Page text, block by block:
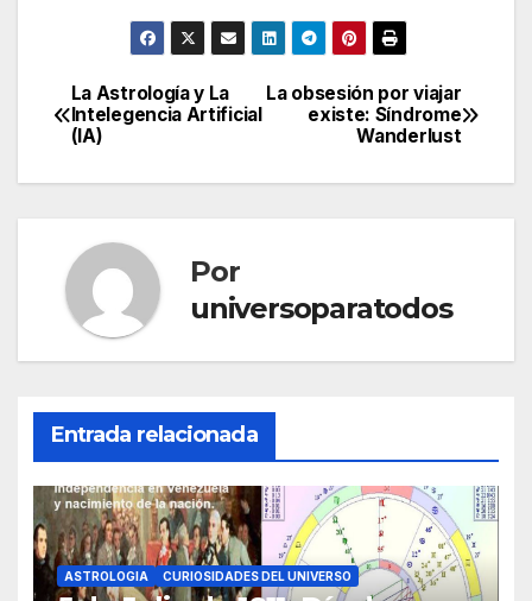
Navegación
de
La obsesión por viajar
existe: Síndrome
Wanderlust
La Astrología y La
Intelegencia Artificial
(IA)
Por
universoparatodos
Entrada relacionada
ASTROLOGIA CURIOSIDADES DEL UNIVERSO